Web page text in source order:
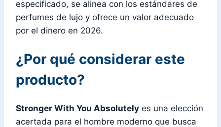
especificado, se alinea con los estándares de
perfumes de lujo y ofrece un valor adecuado
por el dinero en 2026.
¿Por qué considerar este
producto?
Stronger With You Absolutely es una elección
acertada para el hombre moderno que busca